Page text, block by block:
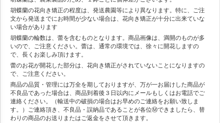
胡蝶蘭の花向き矯正の程度は、発送農園等により異なります。特に、ご注
文から発送までにお時間が少ない場合は、花向き矯正が十分に出来ていな
い場合があります
胡蝶蘭の輪数は、蕾を含むものとなります。商品画像は、満開のものが多
いので、ご注意ください。蕾は、通常の環境では、徐々に開花しますの
で、長くお楽しみ頂けます。
蕾のお花が開花した部分は、花向き矯正がされていないことになりますの
で、ご注意ください。
商品の品質・管理には万全を期しておりますが、万が一お届けした商品が
不良品であった場合は、商品到着後３日以内にメールもしくはお電話でご
連絡ください。（輸送中の破損の場合はお早めのご連絡をお願い致しま
す。）ご連絡頂き、不良品・誤納品であることが各位Ⓜできましたら、替
わりの商品のお送りまたはご返金をさせて頂きます。